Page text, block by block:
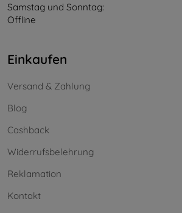
Samstag und Sonntag:
Offline
Einkaufen
Versand & Zahlung
Blog
Cashback
Widerrufsbelehrung
Reklamation
Kontakt